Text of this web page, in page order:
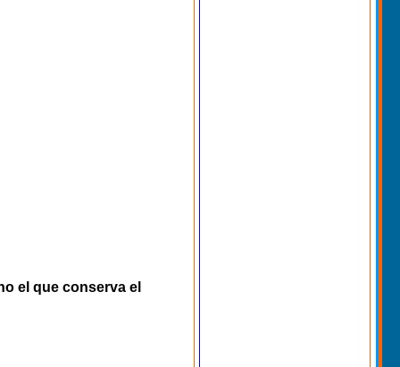
el que conserva el